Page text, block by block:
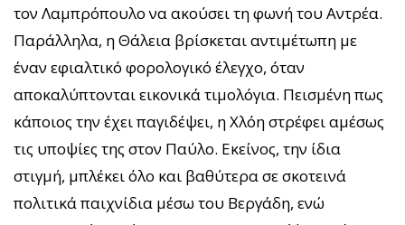
τον Λαμπρόπουλο να ακούσει τη φωνή του Αντρέα.
Παράλληλα, η Θάλεια βρίσκεται αντιμέτωπη με
έναν εφιαλτικό φορολογικό έλεγχο, όταν
αποκαλύπτονται εικονικά τιμολόγια. Πεισμένη πως
κάποιος την έχει παγιδέψει, η Χλόη στρέφει αμέσως
τις υποψίες της στον Παύλο. Εκείνος, την ίδια
στιγμή, μπλέκει όλο και βαθύτερα σε σκοτεινά
πολιτικά παιχνίδια μέσω του Βεργάδη, ενώ